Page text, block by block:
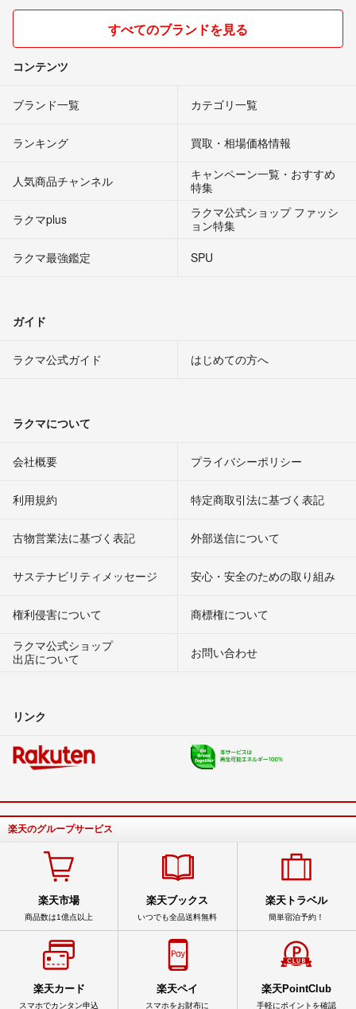
すべてのブランドを見る
コンテンツ
ブランド一覧 カテゴリ一覧
ランキング 買取・相場価格情報
人気商品チャンネル
キャンペーン一覧・おすすめ
特集
ラクマplus
ラクマ公式ショップ ファッシ
ョン特集
ラクマ最強鑑定
SPU
ガイド
ラクマ公式ガイド はじめての方へ
ラクマについて
会社概要 プライバシーポリシー
利用規約 特定商取引法に基づく表記
古物営業法に基づく表記 外部送信について
サステナビリティメッセージ 安心・安全のための取り組み
権利侵害について
商標権について
ラクマ公式ショップ
出店について
お問い合わせ
リンク
楽天のグループサービス
楽天市場
商品数は1億点以上
楽天ブックス
いつでも全品送料無料
楽天トラベル
簡単宿泊予約！
楽天カード
スマホでカンタン申込
楽天ペイ
スマホをお財布に
楽天PointClub
手軽にポイントを確認